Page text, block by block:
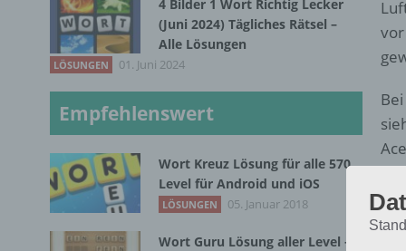
vor
4 Bilder 1 Wort Richtig Lecker
(Juni 2024) Tägliches Rätsel –
Alle Lösungen
LÖSUNGEN 01. Juni 2024
Empfehlenswert
Wort Kreuz Lösung für alle 570
Level für Android und iOS
LÖSUNGEN 05. Januar 2018
Wort Guru Lösung aller Level –